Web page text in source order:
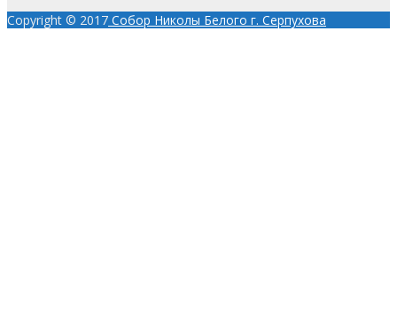
Copyright © 2017 Собор Николы Белого г. Серпухова